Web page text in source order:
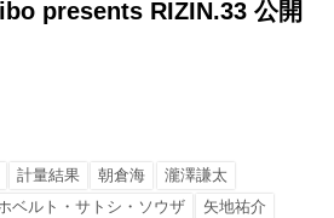
presents RIZIN.33 公開
計量結果 朝倉海
瀧澤謙太
ベルト・サトシ・ソウザ
矢地祐介